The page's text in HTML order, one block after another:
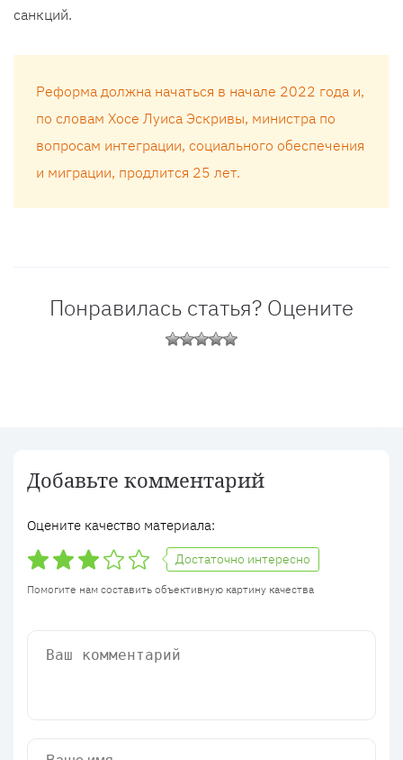
санкций.
Реформа должна начаться в начале 2022 года и,
по словам Хосе Луиса Эскривы, министра по
вопросам интеграции, социального обеспечения
и миграции, продлится 25 лет.
Понравилась статья? Оцените
Добавьте комментарий
Оцените качество материала:
Достаточно интересно
Помогите нам составить объективную картину качества